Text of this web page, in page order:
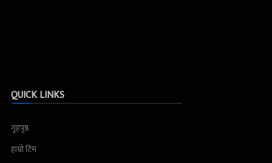
QUICK LINKS
गृहपृष्ठ
हाम्रो टिम